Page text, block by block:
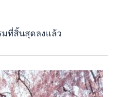
มที่สิ้นสุดลงแล้ว